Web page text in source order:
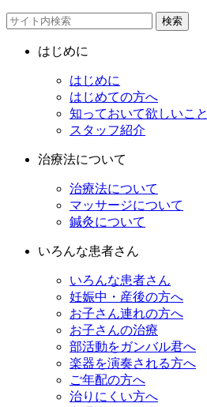
検索
はじめに
はじめに
はじめての方へ
知っておいて欲しいこと
スタッフ紹介
治療法について
治療法について
マッサージについて
鍼灸について
いろんな患者さん
いろんな患者さん
妊娠中・産後の方へ
お子さん連れの方へ
お子さんの治療
部活動をガンバル君へ
楽器を演奏される方へ
ご年配の方へ
治りにくい方へ